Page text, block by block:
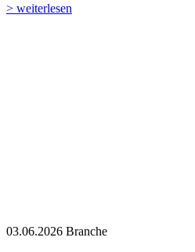
> weiterlesen
03.06.2026 Branche